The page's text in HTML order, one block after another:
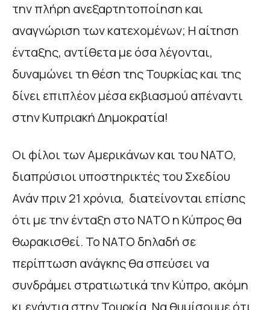
την πλήρη ανεξαρτητοποίηση και
αναγνώριση των κατεχομένων; Η αίτηση
ένταξης, αντίθετα με όσα λέγονται,
δυναμώνει τη θέση της Τουρκίας και της
δίνει επιπλέον μέσα εκβιασμού απέναντι
στην Κυπριακή Δημοκρατία!
Οι φίλοι των Αμερικάνων και του ΝΑΤΟ,
διαπρύσιοι υποστηρικτές του Σχεδίου
Ανάν πριν 21 χρόνια, διατείνονται επίσης
ότι με την ένταξη στο ΝΑΤΟ η Κύπρος θα
θωρακισθεί. Το ΝΑΤΟ δηλαδή σε
περίπτωση ανάγκης θα σπεύσει να
συνδράμει στρατιωτικά την Κύπρο, ακόμη
κι ενάντια στην Τουρκία. Να θυμίσουμε ότι